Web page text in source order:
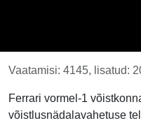
Vaatamisi: 4145, lisatud:
Ferrari vormel-1
võistlusnädalavahetuse